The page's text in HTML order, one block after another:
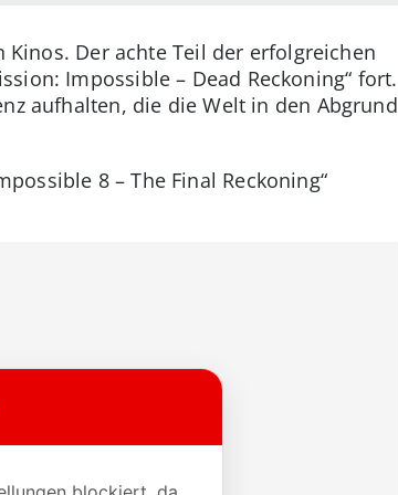
Kinos. Der achte Teil der erfolgreichen
Impossible – Dead Reckoning“ fort.
aufhalten, die die Welt in den Abgrund
8 – The Final Reckoning“